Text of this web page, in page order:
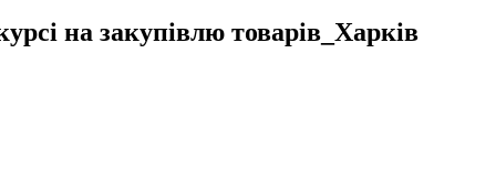
на закупівлю товарів_Харків